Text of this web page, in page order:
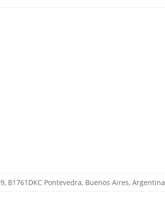
B1761DKC Pontevedra, Buenos Aires, Argentina